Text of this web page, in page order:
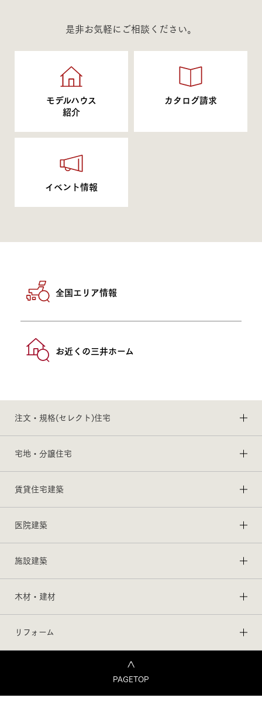
是非お気軽にご相談ください。
モデルハウス
紹介
カタログ請求
イベント情報
全国エリア情報
お近くの三井ホーム
注文・規格(セレクト)住宅
宅地・分譲住宅
賃貸住宅建築
医院建築
施設建築
木材・建材
リフォーム
PAGETOP